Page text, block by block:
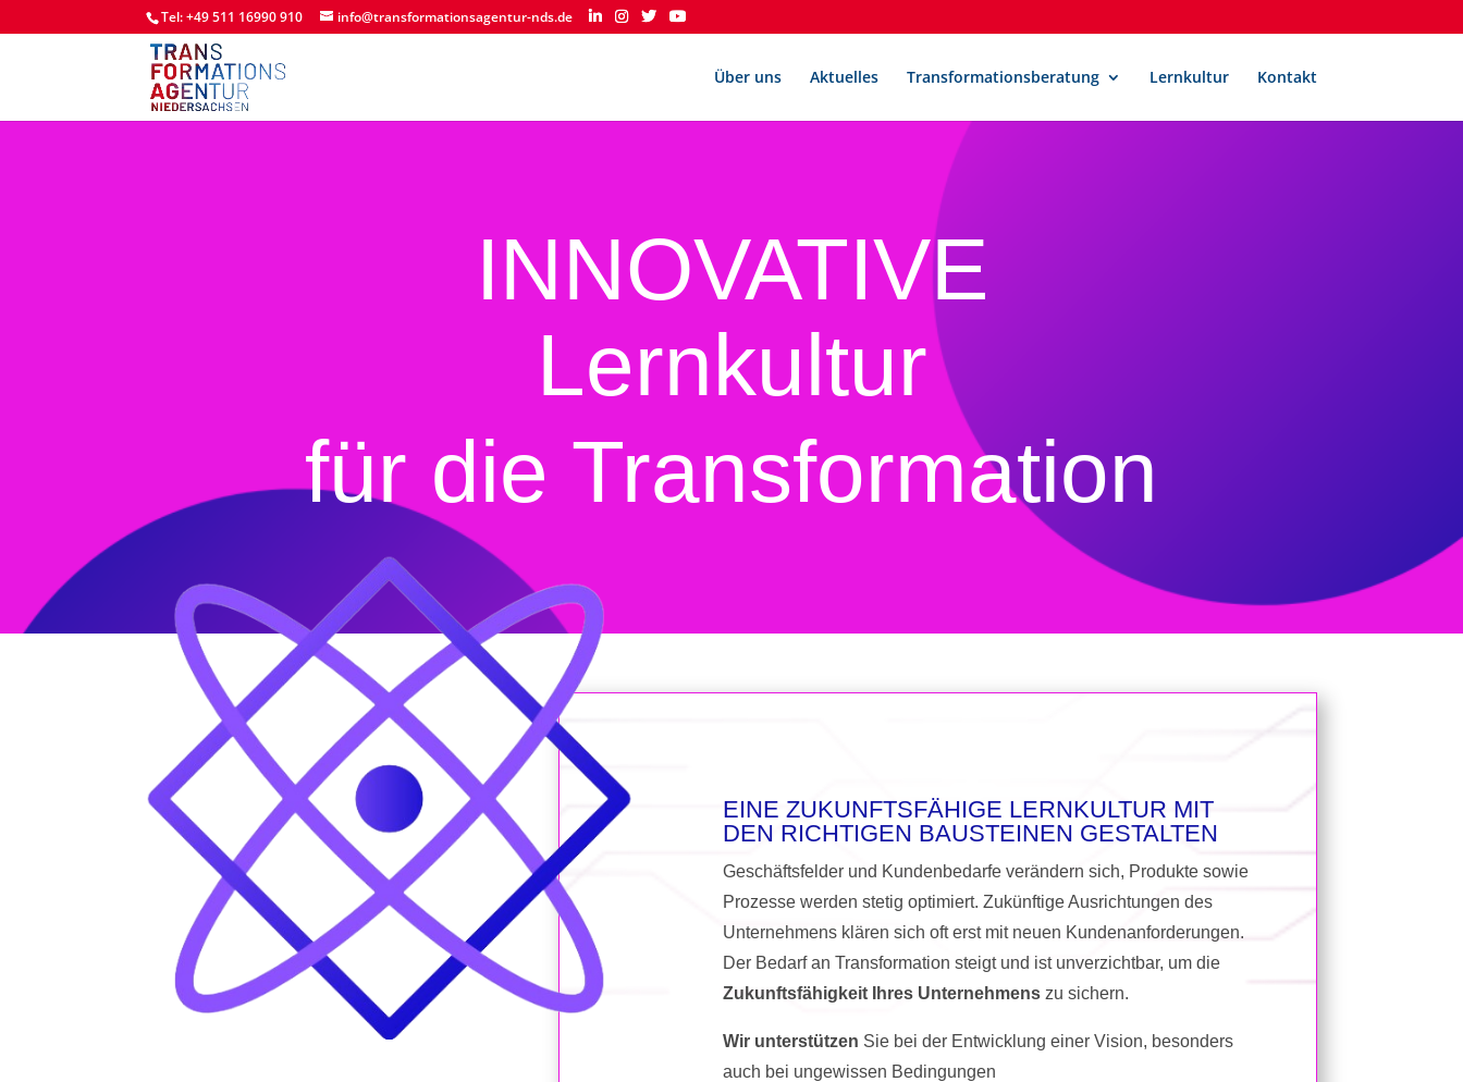
Tel: +49 511 16990 910 info@transformationsagentur-nds.de
Über uns Aktuelles Transformationsberatung Lernkultur Kontakt
INNOVATIVE
Lernkultur
für die Transformation
EINE ZUKUNFTSFÄHIGE LERNKULTUR MIT
DEN RICHTIGEN BAUSTEINEN GESTALTEN
Geschäftsfelder und Kundenbedarfe verändern sich, Produkte sowie
Prozesse werden stetig optimiert. Zukünftige Ausrichtungen des
Unternehmens klären sich oft erst mit neuen Kundenanforderungen.
Der Bedarf an Transformation steigt und ist unverzichtbar, um die
Zukunftsfähigkeit Ihres Unternehmens zu sichern.
Wir unterstützen Sie bei der Entwicklung einer Vision, besonders
auch bei ungewissen Bedingungen